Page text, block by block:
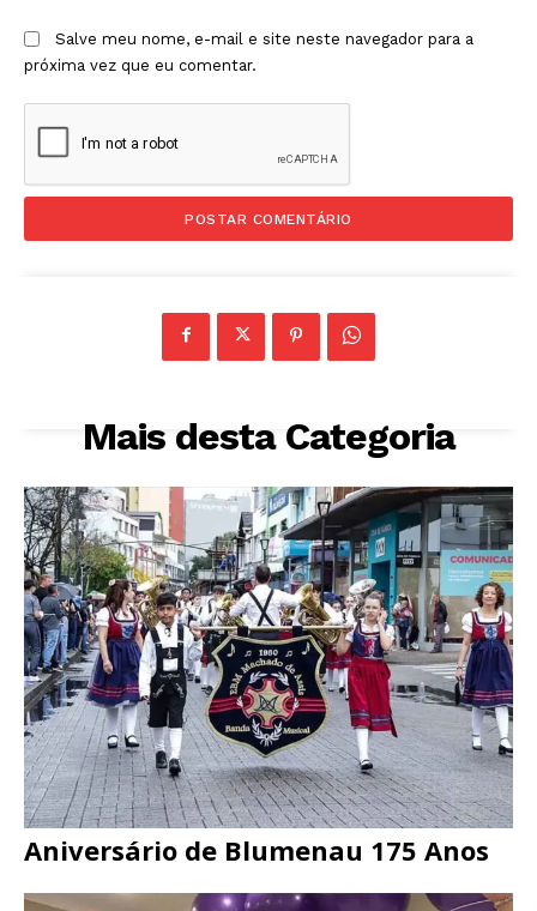
Salve meu nome, e-mail e site neste navegador para a
próxima vez que eu comentar.
Mais desta Categoria
Aniversário de Blumenau 175 Anos